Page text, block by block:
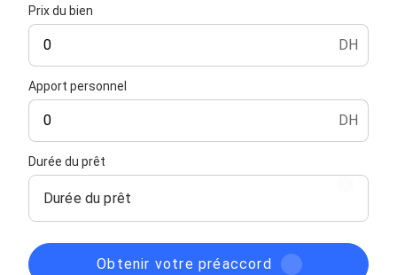
Prix du bien
DH
Apport personnel
DH
Durée du prêt
Durée du prêt
Obtenir votre préaccord